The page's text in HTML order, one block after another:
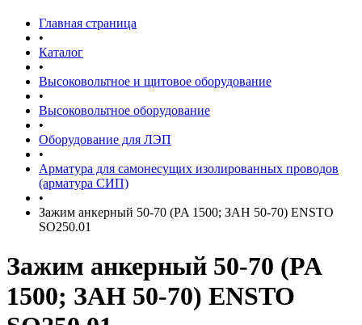
Главная страница
•
Каталог
•
Высоковольтное и щитовое оборудование
•
Высоковольтное оборудование
•
Оборудование для ЛЭП
•
Арматура для самонесущих изолированных проводов
(арматура СИП)
•
Зажим анкерный 50-70 (PA 1500; ЗАН 50-70) ENSTO
SO250.01
Зажим анкерный 50-70 (PA
1500; ЗАН 50-70) ENSTO